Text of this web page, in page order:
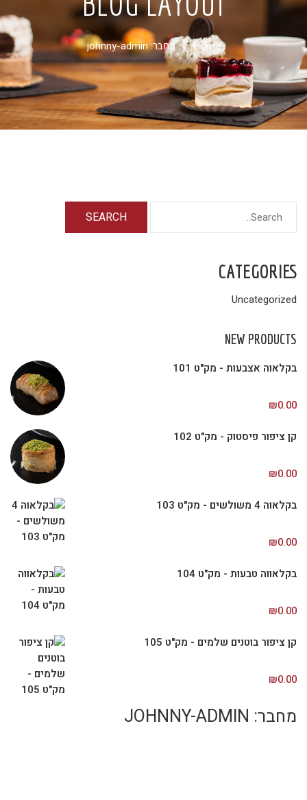
Home מחבר:johnny-admin
CATEGORIES
Uncategorized
NEW PRODUCTS
בקלאוה אצבעות - מק"ט 101
₪0.00
קן ציפור פיסטוק - מק"ט 102
₪0.00
בקלאוה 4 משולשים - מק"ט 103
₪0.00
בקלאווה טבעות - מק"ט 104
₪0.00
קן ציפור בוטנים שלמים - מק"ט 105
₪0.00
מחבר: JOHNNY-ADMIN